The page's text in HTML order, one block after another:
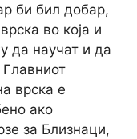
би бил добар,
во која и
да научат и да
врска е
ако
за Близнаци,